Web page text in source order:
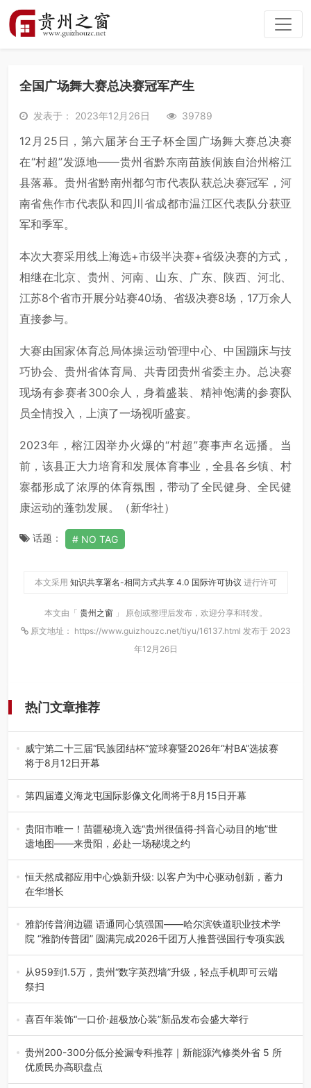
全国广场舞大赛总决赛冠军产生
发表于： 2023年12月26日 39789
12月25日，第六届茅台王子杯全国广场舞大赛总决赛
在“村超”发源地——贵州省黔东南苗族侗族自治州榕江
县落幕。贵州省黔南州都匀市代表队获总决赛冠军，河
南省焦作市代表队和四川省成都市温江区代表队分获亚
军和季军。
本次大赛采用线上海选+市级半决赛+省级决赛的方式，
相继在北京、贵州、河南、山东、广东、陕西、河北、
江苏8个省市开展分站赛40场、省级决赛8场，17万余人
直接参与。
大赛由国家体育总局体操运动管理中心、中国蹦床与技
巧协会、贵州省体育局、共青团贵州省委主办。总决赛
现场有参赛者300余人，身着盛装、精神饱满的参赛队
员全情投入，上演了一场视听盛宴。
2023年，榕江因举办火爆的“村超”赛事声名远播。当
前，该县正大力培育和发展体育事业，全县各乡镇、村
寨都形成了浓厚的体育氛围，带动了全民健身、全民健
康运动的蓬勃发展。（新华社）
话题： NO TAG
本文采用 知识共享署名-相同方式共享 4.0 国际许可协议 进行许可
本文由「 贵州之窗 」 原创或整理后发布，欢迎分享和转发。
原文地址： https://www.guizhouzc.net/tiyu/16137.html 发布于 2023
年12月26日
热门文章推荐
威宁第二十三届“民族团结杯”篮球赛暨2026年“村BA”选拔赛
将于8月12日开幕
8月7日，威宁彝族回族苗族自治县第二十三届“民族团结
杯”篮球赛暨2026年“村B…
第四届遵义海龙屯国际影像文化周将于8月15日开幕
8月7日，第四届遵义海龙屯国际影像文化周媒体通气会在世
界文化遗产地海龙屯核心景区…
贵阳市唯一！苗疆秘境入选“贵州很值得·抖音心动目的地”世
遗地图——来贵阳，必赴一场秘境之约
2026年7月21日，2026年“贵州很值得”暨抖音“心动目的
地”（贵州站）主题…
恒天然成都应用中心焕新升级: 以客户为中心驱动创新，蓄力
在华增长
融合全球研发实力与本土洞察，深化客户共创，赋能西南市
场创新发展 （7月27日，成…
雅韵传普润边疆 语通同心筑强国——哈尔滨铁道职业技术学
院 “雅韵传普团” 圆满完成2026千团万人推普强国行专项实践
为扎实推进2026“千团万人推普强国行”大学生暑期社会实
践，牢牢紧扣 “雅韵传普…
从959到1.5万，贵州“数字英烈墙”升级，轻点手机即可云端
祭扫
八一建军节到来之际，由贵州省退役军人事务厅指导，贵阳
市退役军人事务局联合贵州广电…
喜百年装饰“一口价·超极放心装”新品发布会盛大举行
2026年7月31日，喜百年装饰“一口价·超极放心装”新品发布
会在贵阳隆重举行。…
贵州200-300分低分捡漏专科推荐｜新能源汽修类外省 5 所
优质民办高职盘点
在贵州省高考志愿填报体系中，200至300分数段考生可选择